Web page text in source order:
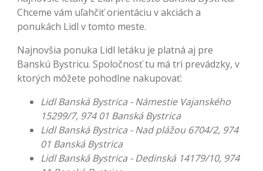
Chceme vám uľahčiť orientáciu v akciách a
ponukách Lidl v tomto meste.
Najnovšia ponuka Lidl letáku je platná aj pre
Banskú Bystricu. Spoločnosť tu má tri prevádzky, v
ktorých môžete pohodlne nakupovať:
Lidl Banská Bystrica - Námestie Vajanského
15299/7, 974 01 Banská Bystrica
Lidl Banská Bystrica - Nad plážou 6704/2, 974
01 Banská Bystrica
Lidl Banská Bystrica - Dedinská 14179/10, 974